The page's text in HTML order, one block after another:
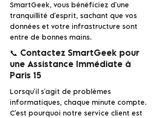
SmartGeek, vous bénéficiez d'une
tranquillité d'esprit, sachant que vos
données et votre infrastructure sont
entre de bonnes mains.
📞 Contactez SmartGeek pour
une Assistance Immédiate à
Paris 15
Lorsqu'il s'agit de problèmes
informatiques, chaque minute compte.
C'est pourquoi notre service client est